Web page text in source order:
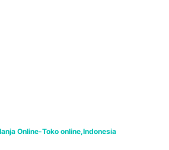
Online-Toko online,Indonesia